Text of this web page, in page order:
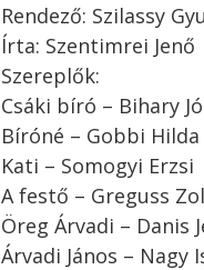
Rendező: Szilassy
Írta: Szentimrei Jenő
Szereplők:
Csáki bíró – Bihary
Bíróné – Gobbi Hilda
Kati – Somogyi Erzsi
A festő – Greguss
Öreg Árvadi – Danis
Árvadi János – Nagy